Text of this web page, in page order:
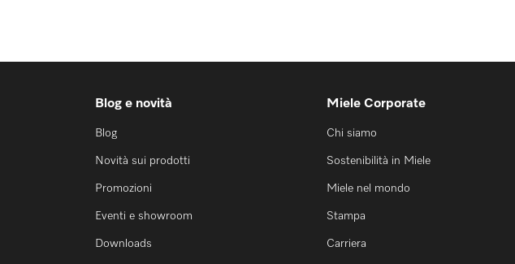
Blog e novità
Blog
Novità sui prodotti
Promozioni
Eventi e showroom
Downloads
Miele Corporate
Chi siamo
Sostenibilità in Miele
Miele nel mondo
Stampa
Carriera